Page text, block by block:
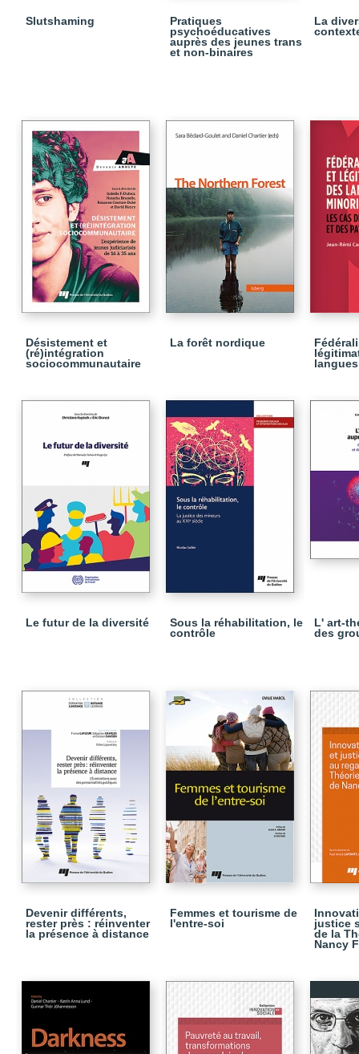
Slutshaming
Pratiques
psychoéducatives
auprès des jeunes trans
et non-binaires
La
Désistement et
(ré)intégration
sociocommunautaire
La forêt nordique
Le futur de la diversité
Sous la réhabilitation, le
contrôle
L' art-
des
Devenir différents,
rester près : réinventer
la présence à distance
Femmes et tourisme de
l'entre-soi
justice
de la
Nancy